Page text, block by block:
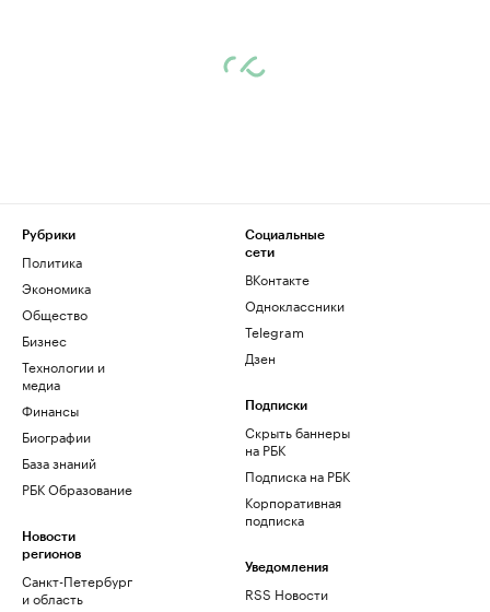
Рубрики
Политика
Экономика
Общество
Бизнес
Технологии и
медиа
Финансы
Биографии
База знаний
РБК Образование
Новости
регионов
Санкт-Петербург
и область
Социальные
сети
ВКонтакте
Одноклассники
Telegram
Дзен
Подписки
Скрыть баннеры
на РБК
Подписка на РБК
Корпоративная
подписка
Уведомления
RSS Новости